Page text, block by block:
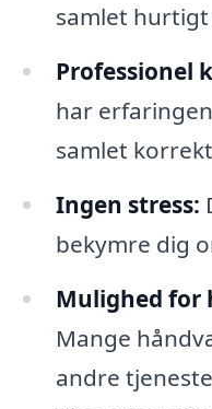
samlet
Professionel
har
samlet
Ingen stress:
bekymre dig
Mulighed for
Mange
andre